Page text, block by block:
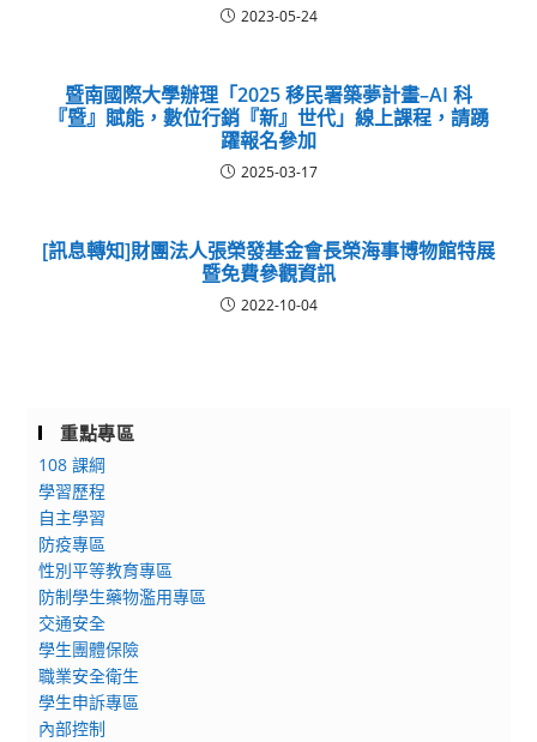
2023-05-24
暨南國際大學辦理「2025 移民署築夢計畫–AI 科
『暨』賦能，數位行銷『新』世代」線上課程，請踴
躍報名參加
2025-03-17
[訊息轉知]財團法人張榮發基金會長榮海事博物館特展
暨免費參觀資訊
2022-10-04
重點專區
108 課綱
學習歷程
自主學習
防疫專區
性別平等教育專區
防制學生藥物濫用專區
交通安全
學生團體保險
職業安全衛生
學生申訴專區
內部控制